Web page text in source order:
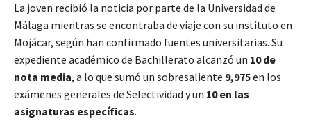
La joven recibió la noticia por parte de la Universidad de
Málaga mientras se encontraba de viaje con su instituto en
Mojácar, según han confirmado fuentes universitarias. Su
expediente académico de Bachillerato alcanzó un 10 de
nota media, a lo que sumó un sobresaliente 9,975en los
exámenes generales de Selectividad y un 10 en las
asignaturas específicas.